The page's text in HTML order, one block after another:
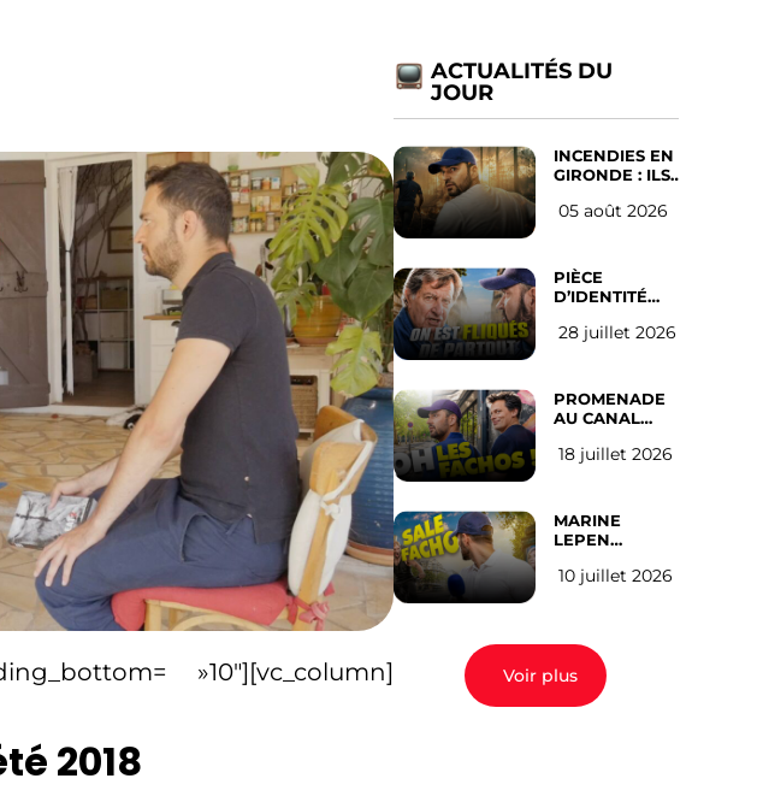
»10″][vc_column]
2018
ACTUALITÉS DU
JOUR
INCENDIES EN
GIRONDE : ILS
D’ABANDONNER
05 août 2026
PIÈCE
D’IDENTITÉ
SUR LES
l’avis des
Français
28 juillet 2026
PROMENADE
AU CANAL
(les gauchistes
18 juillet 2026
MARINE
LEPEN
EN 2027 : l’avis
10 juillet 2026
Voir plus